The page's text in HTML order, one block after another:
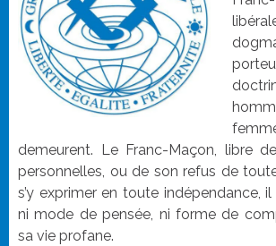
demeurent. Le Franc-Maçon, libre
personnelles, ou de son refus de
s’y exprimer en toute indépendance,
ni mode de pensée, ni forme de
sa vie profane.